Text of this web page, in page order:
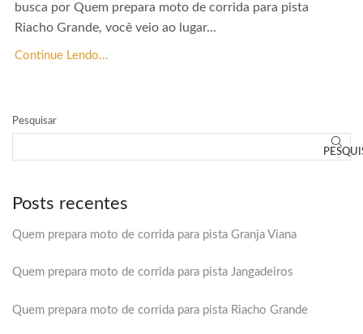
busca por Quem prepara moto de corrida para pista
Riacho Grande, você veio ao lugar...
Continue Lendo...
Pesquisar
Posts recentes
Quem prepara moto de corrida para pista Granja Viana
Quem prepara moto de corrida para pista Jangadeiros
Quem prepara moto de corrida para pista Riacho Grande